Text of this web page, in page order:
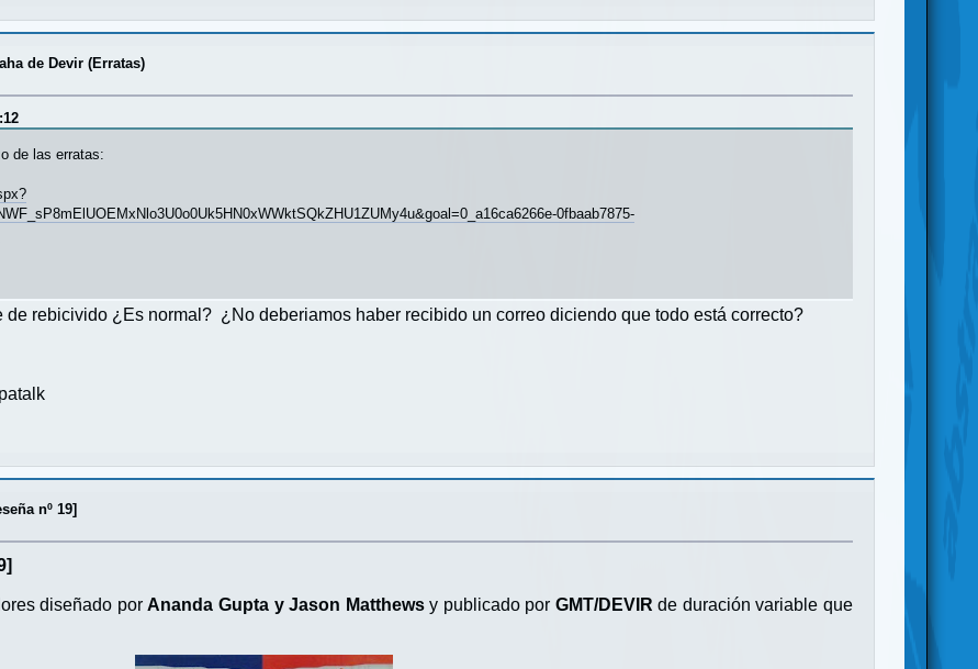
de Devir (Erratas)
de las erratas:
0fbaab7875-
de rebicivido ¿Es normal? ¿No deberiamos haber recibido un correo diciendo que todo está correcto?
nº 19]
diseñado porAnanda Gupta y Jason Matthewsy publicado por GMT/DEVIR de duración variable que